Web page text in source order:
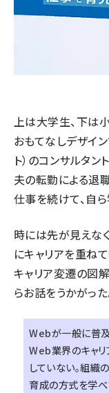
上は大学生、下は
おもてなしデザイ
ト）のコンサルタ
夫の転勤による退
仕事を続けて、自
時には先が見えな
にキャリアを重ね
キャリア変遷の図
らお話をうかがった
Webが一般に普
Web業界のキャ
していない。組織
育成の方式を学べ